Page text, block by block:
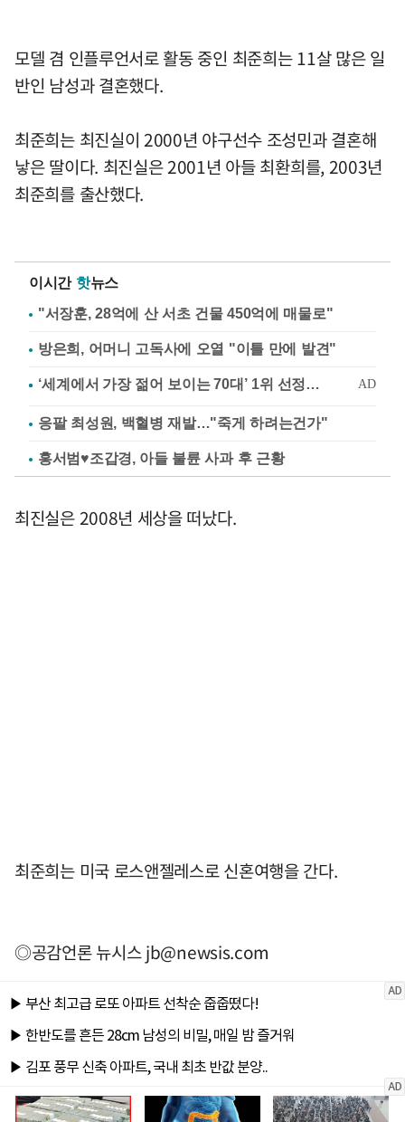
모델 겸 인플루언서로 활동 중인 최준희는 11살 많은 일
반인 남성과 결혼했다.
최준희는 최진실이 2000년 야구선수 조성민과 결혼해
낳은 딸이다. 최진실은 2001년 아들 최환희를, 2003년
최준희를 출산했다.
이시간 핫뉴스
"서장훈, 28억에 산 서초 건물 450억에 매물로"
방은희, 어머니 고독사에 오열 "이틀 만에 발견"
응팔 최성원, 백혈병 재발…"죽게 하려는건가"
홍서범♥조갑경, 아들 불륜 사과 후 근황
최진실은 2008년 세상을 떠났다.
최준희는 미국 로스앤젤레스로 신혼여행을 간다.
◎공감언론 뉴시스jb@newsis.com